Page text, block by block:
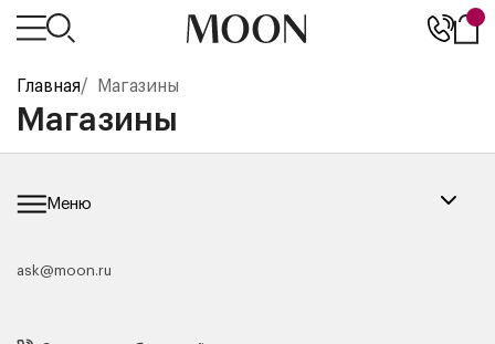
Главная/ Магазины
Магазины
Меню
Каталог мебели
Кресла
ask@moon.ru